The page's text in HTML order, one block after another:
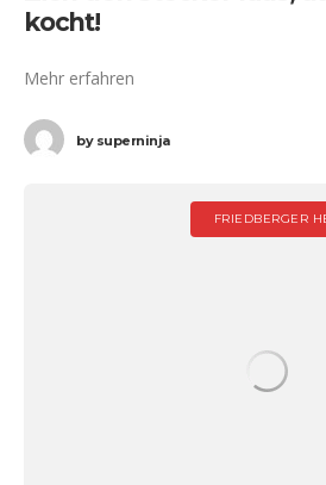
kocht!
Mehr erfahren
bysuperninja
FRIEDBERGER